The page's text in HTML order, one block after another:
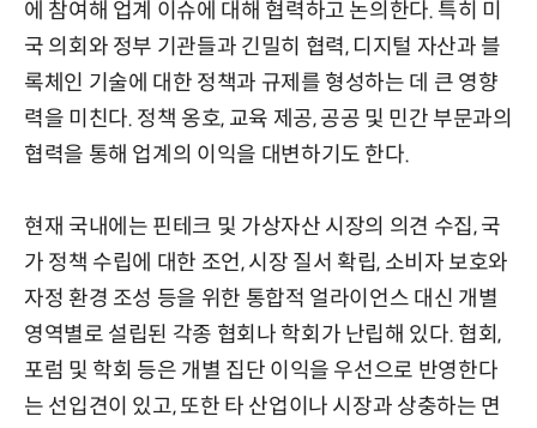
에 참여해 업계 이슈에 대해 협력하고 논의한다. 특히 미
국 의회와 정부 기관들과 긴밀히 협력, 디지털 자산과 블
록체인 기술에 대한 정책과 규제를 형성하는 데 큰 영향
력을 미친다. 정책 옹호, 교육 제공, 공공 및 민간 부문과의
협력을 통해 업계의 이익을 대변하기도 한다.
현재 국내에는 핀테크 및 가상자산 시장의 의견 수집, 국
가 정책 수립에 대한 조언, 시장 질서 확립, 소비자 보호와
자정 환경 조성 등을 위한 통합적 얼라이언스 대신 개별
영역별로 설립된 각종 협회나 학회가 난립해 있다. 협회,
포럼 및 학회 등은 개별 집단 이익을 우선으로 반영한다
는 선입견이 있고, 또한 타 산업이나 시장과 상충하는 면